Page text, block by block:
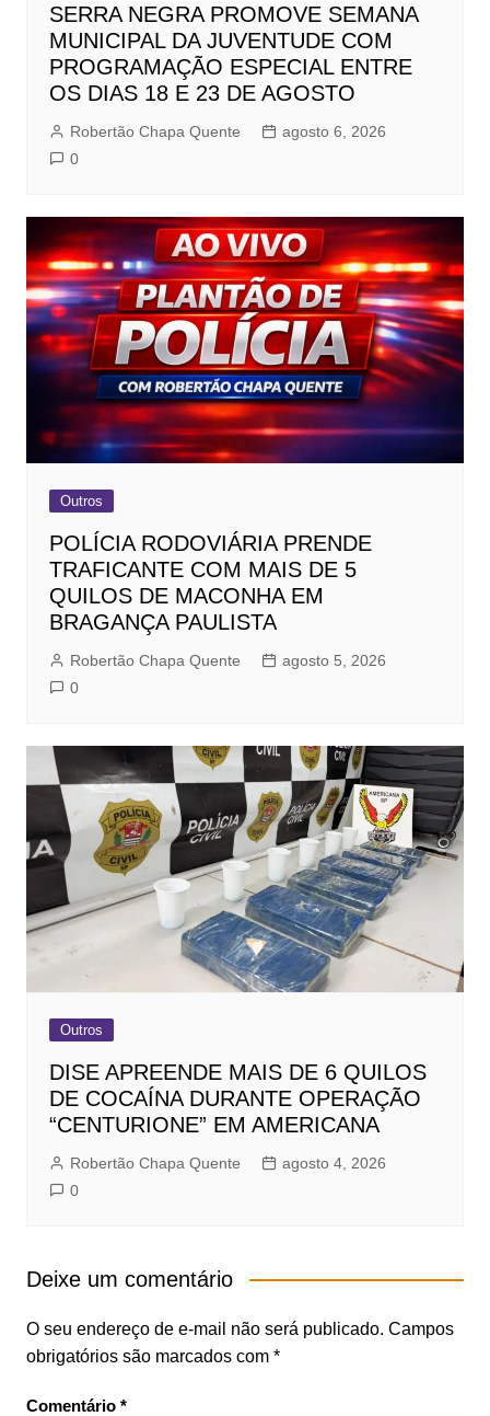
SERRA NEGRA PROMOVE SEMANA
MUNICIPAL DA JUVENTUDE COM
PROGRAMAÇÃO ESPECIAL ENTRE
OS DIAS 18 E 23 DE AGOSTO
Robertão Chapa Quente
agosto 6, 2026
0
Outros
POLÍCIA RODOVIÁRIA PRENDE
TRAFICANTE COM MAIS DE 5
QUILOS DE MACONHA EM
BRAGANÇA PAULISTA
Robertão Chapa Quente
agosto 5, 2026
0
Outros
DISE APREENDE MAIS DE 6 QUILOS
DE COCAÍNA DURANTE OPERAÇÃO
“CENTURIONE” EM AMERICANA
Robertão Chapa Quente
agosto 4, 2026
0
Deixe um comentário
O seu endereço de e-mail não será publicado. Campos
obrigatórios são marcados com *
Comentário *